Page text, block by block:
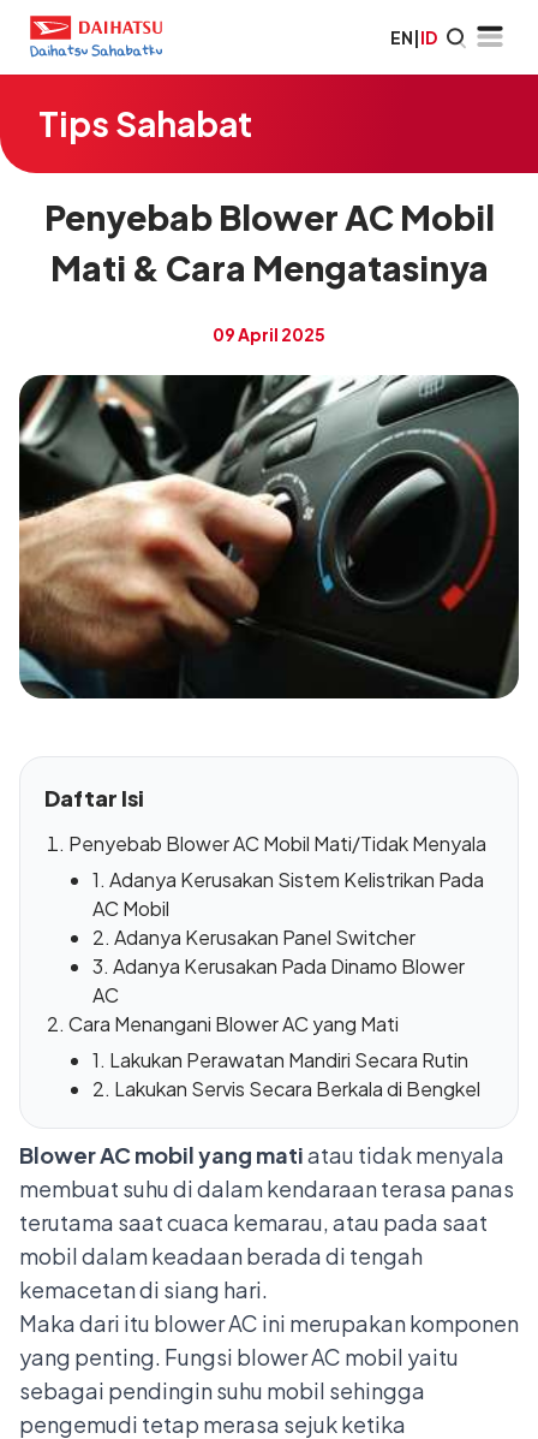
EN|ID
Tips Sahabat
Penyebab Blower AC Mobil
Mati & Cara Mengatasinya
09 April 2025
Daftar Isi
Penyebab Blower AC Mobil Mati/Tidak Menyala
1. Adanya Kerusakan Sistem Kelistrikan Pada
AC Mobil
2. Adanya Kerusakan Panel Switcher
3. Adanya Kerusakan Pada Dinamo Blower
AC
Cara Menangani Blower AC yang Mati
1. Lakukan Perawatan Mandiri Secara Rutin
2. Lakukan Servis Secara Berkala di Bengkel
Blower AC mobil yang matiatau tidak menyala
membuat suhu di dalam kendaraan terasa panas
terutama saat cuaca kemarau, atau pada saat
mobil dalam keadaan berada di tengah
kemacetan di siang hari.
Maka dari itu blower AC ini merupakan komponen
yang penting. Fungsi blower AC mobil yaitu
sebagai pendingin suhu mobil sehingga
pengemudi tetap merasa sejuk ketika